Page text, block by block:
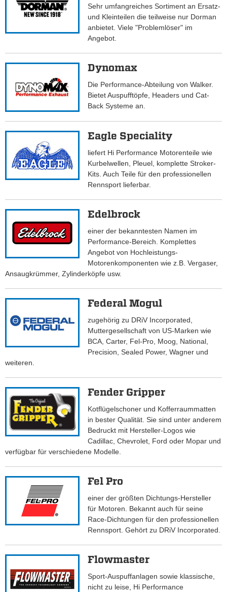
Sehr umfangreiches Sortiment an Ersatz-
und Kleinteilen die teilweise nur Dorman
anbietet. Viele "Problemlöser" im
Angebot.
Dynomax
Die Performance-Abteilung von Walker.
Bietet Auspufftöpfe, Headers und Cat-
Back Systeme an.
Eagle Speciality
liefert Hi Performance Motorenteile wie
Kurbelwellen, Pleuel, komplette Stroker-
Kits. Auch Teile für den professionellen
Rennsport lieferbar.
Edelbrock
einer der bekanntesten Namen im
Performance-Bereich. Komplettes
Angebot von Hochleistungs-
Motorenkomponenten wie z.B. Vergaser,
Ansaugkrümmer, Zylinderköpfe usw.
Federal Mogul
zugehörig zu DRiV Incorporated,
Muttergesellschaft von US-Marken wie
BCA, Carter, Fel-Pro, Moog, National,
Precision, Sealed Power, Wagner und
weiteren.
Fender Gripper
Kotflügelschoner und Kofferraummatten
in bester Qualität. Sie sind unter anderem
Bedruckt mit Hersteller-Logos wie
Cadillac, Chevrolet, Ford oder Mopar und
verfügbar für verschiedene Modelle.
Fel Pro
einer der größten Dichtungs-Hersteller
für Motoren. Bekannt auch für seine
Race-Dichtungen für den professionellen
Rennsport. Gehört zu DRiV Incorporated.
Flowmaster
Sport-Auspuffanlagen sowie klassische,
nicht zu leise, Hi Performance